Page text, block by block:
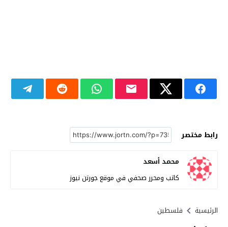
رابط مختصر
محمد أسعد
كاتب ومحرر صحفي في موقع جورتن نيوز
الرئيسية فلسطين